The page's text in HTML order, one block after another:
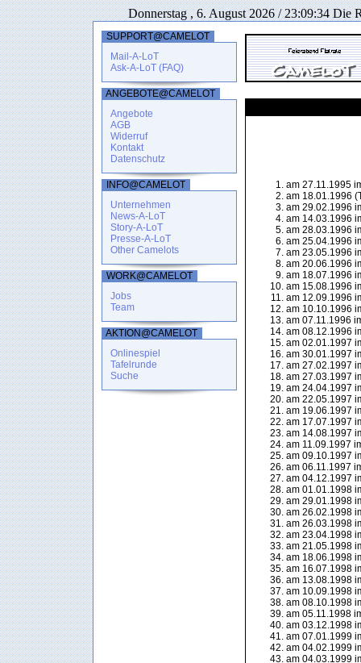
Donnerstag , 6. August 2026 / 23:09:34 Die
SUPPORT@CAMELOT
Mail-A-LoT
Ask-A-LoT (FAQ)
ANGEBOTE@CAMELOT
Angebote
AGB
Widerruf
Kontakt
Datenschutz
INFO@CAMELOT
Unternehmen
News-A-LoT
Story-A-LoT
Presse-A-LoT
Other Camelots
WORK@CAMELOT
Jobs
Team
AKTION@CAMELOT
Onlinespiel
Tafelrunde
Suche
am 27.11.1995
am 18.01.1996
am 29.02.1996
am 14.03.1996
am 28.03.1996
am 25.04.1996
am 23.05.1996
am 20.06.1996
am 18.07.1996
am 15.08.1996
am 12.09.1996
am 10.10.1996
am 07.11.1996
am 08.12.1996
am 02.01.1997
am 30.01.1997
am 27.02.1997
am 27.03.1997
am 24.04.1997
am 22.05.1997
am 19.06.1997
am 17.07.1997
am 14.08.1997
am 11.09.1997
am 09.10.1997
am 06.11.1997
am 04.12.1997
am 01.01.1998
am 29.01.1998
am 26.02.1998
am 26.03.1998
am 23.04.1998
am 21.05.1998
am 18.06.1998
am 16.07.1998
am 13.08.1998
am 10.09.1998
am 08.10.1998
am 05.11.1998
am 03.12.1998
am 07.01.1999
am 04.02.1999
am 04.03.1999